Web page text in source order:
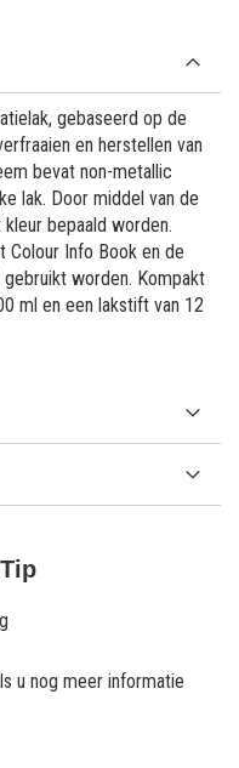
u nog meer informatie
gebaseerd op de
en herstellen van
bevat non-metallic
lak. Door middel van de
bepaald worden.
Colour Info Book en de
worden. Kompakt
ml en een lakstift van 12